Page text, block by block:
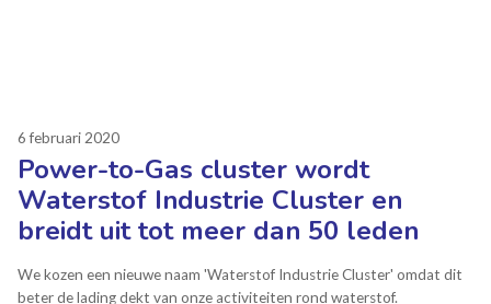
6 februari 2020
Power-to-Gas cluster wordt
Waterstof Industrie Cluster en
breidt uit tot meer dan 50 leden
We kozen een nieuwe naam 'Waterstof Industrie Cluster' omdat dit
beter de lading dekt van onze activiteiten rond waterstof.